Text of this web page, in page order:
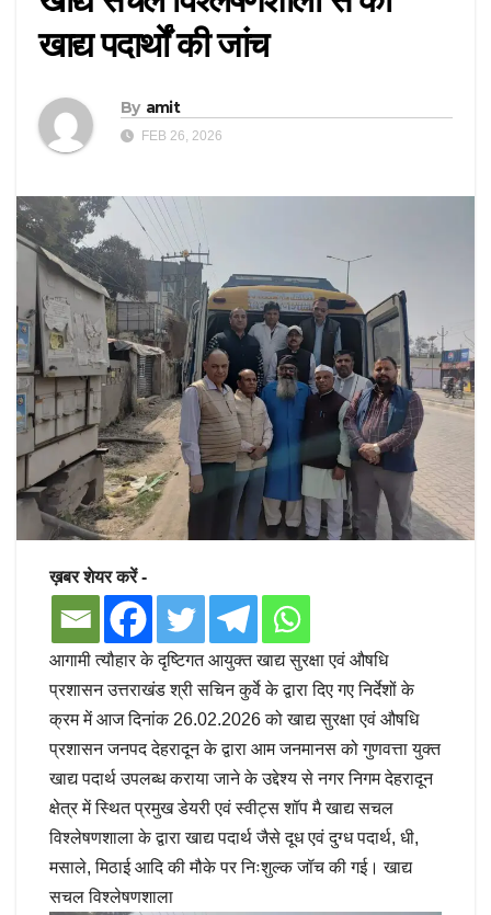
खाद्य पदार्थों की जांच
By amit
FEB 26, 2026
ख़बर शेयर करें -
आगामी त्यौहार के दृष्टिगत आयुक्त खाद्य सुरक्षा एवं औषधि
प्रशासन उत्तराखंड श्री सचिन कुर्वे के द्वारा दिए गए निर्देशों के
क्रम में आज दिनांक 26.02.2026 को खाद्य सुरक्षा एवं औषधि
प्रशासन जनपद देहरादून के द्वारा आम जनमानस को गुणवत्ता युक्त
खाद्य पदार्थ उपलब्ध कराया जाने के उद्देश्य से नगर निगम देहरादून
क्षेत्र में स्थित प्रमुख डेयरी एवं स्वीट्स शॉप मै खाद्य सचल
विश्लेषणशाला के द्वारा खाद्य पदार्थ जैसे दूध एवं दुग्ध पदार्थ, धी,
मसाले, मिठाई आदि की मौके पर निःशुल्क जॉच की गई। खाद्य
सचल विश्लेषणशाला